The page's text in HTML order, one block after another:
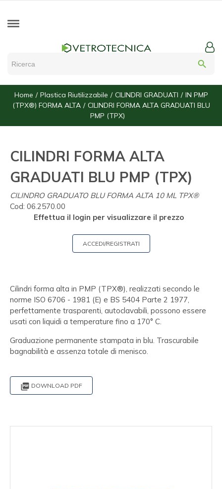
search
Home Plastica Riutilizzabile CILINDRI GRADUATI
IN PMP
(TPX®) FORMA ALTA
CILINDRI FORMA ALTA GRADUATI BLU
PMP (TPX)
CILINDRI FORMA ALTA
GRADUATI BLU PMP (TPX)
CILINDRO GRADUATO BLU FORMA ALTA 10 ML TPX®
Cod: 06.2570.00
Effettua il login per visualizzare il prezzo
ACCEDI/REGISTRATI
Cilindri forma alta in PMP (TPX®), realizzati secondo le
norme ISO 6706 - 1981 (E) e BS 5404 Parte 2 1977,
perfettamente trasparenti, autoclavabili, possono essere
usati con liquidi a temperature fino a 170° C.
Graduazione permanente stampata in blu. Trascurabile
bagnabilità e assenza totale di menisco.
 DOWNLOAD PDF